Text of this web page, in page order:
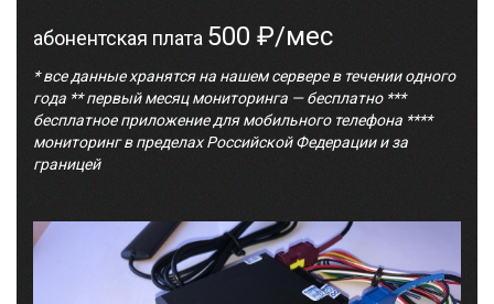
абонентская плата 500 ₽/мес
* все данные хранятся на нашем сервере в течении одного
года ** первый месяц мониторинга — бесплатно ***
бесплатное приложение для мобильного телефона ****
мониторинг в пределах Российской Федерации и за
границей